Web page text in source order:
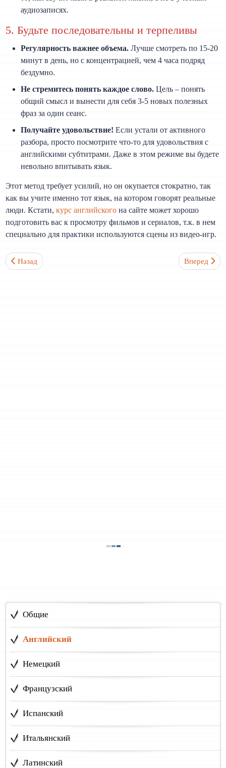
аудиозаписях.
5. Будьте последовательны и терпеливы
Регулярность важнее объема. Лучше смотреть по 15-20
минут в день, но с концентрацией, чем 4 часа подряд
бездумно.
Не стремитесь понять каждое слово. Цель – понять
общий смысл и вынести для себя 3-5 новых полезных
фраз за один сеанс.
Получайте удовольствие! Если устали от активного
разбора, просто посмотрите что-то для удовольствия с
английскими субтитрами. Даже в этом режиме вы будете
невольно впитывать язык.
Этот метод требует усилий, но он окупается стократно, так
как вы учите именно тот язык, на котором говорят реальные
люди. Кстати,курс английского на сайте может хорошо
подготовить вас к просмотру фильмов и сериалов, т.к. в нем
специально для практики используются сцены из видео-игр.
Предыдущий: Чем отличается must от have to?
Назад Следующий:
Вперед
Общие
Английский
Немецкий
Французский
Испанский
Итальянский
Латинский